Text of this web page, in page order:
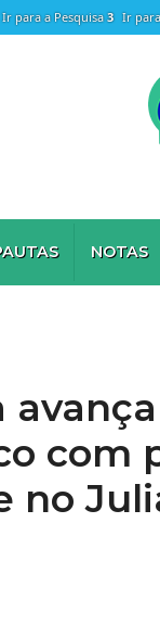
Ir para a Pesquisa 3 Ir
NOTAS
com
no